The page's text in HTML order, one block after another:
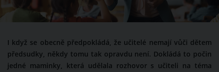
I když se obecně předpokládá, že učitelé nemají vůči dětem
předsudky, někdy tomu tak opravdu není. Dokládá to počin
jedné maminky, která udělala rozhovor s učiteli na téma